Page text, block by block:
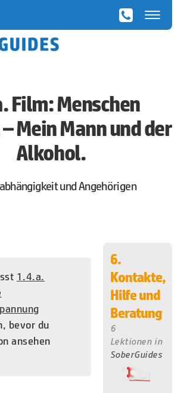
Film: Menschen
Mein Mann und der
Alkohol.
und Angehörigen
1.4.a.
bevor du
ansehen
6.
Kontakte,
Hilfe und
Beratung
6
Lektionen in
SoberGuides